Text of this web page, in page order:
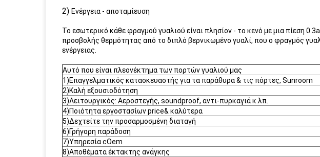
2) Ενέργεια - αποταμίευση
Το εσωτερικό κάθε φραγμού γυαλιού είναι πλησίον - το κενό με μια πίεση
προσβολής θερμότητας από το διπλό βερνικωμένο γυαλί, που ο φραγμός
ενέργειας.
Αυτό που είναι πλεονέκτημα των πορτών γυαλιού μας
1)Επαγγελματικός κατασκευαστής για τα παράθυρα & τις πόρτες, Sunroom
2)Καλή εξουσιοδότηση
3)Λειτουργικός: Αεροστεγής, soundproof, αντι-πυρκαγιά κ.λπ.
4)Ποιότητα εργοστασίων price& καλύτερα
5)Δεχτείτε την προσαρμοσμένη διαταγή
6)Γρήγορη παράδοση
7)Υπηρεσία cOem
8)Αποθέματα έκτακτης ανάγκης